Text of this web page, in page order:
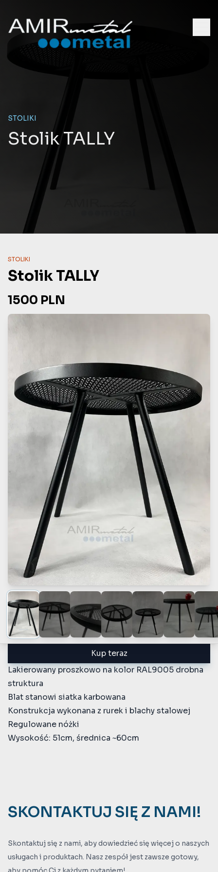
STOLIKI
Stolik TALLY
STOLIKI
Stolik TALLY
1500 PLN
Kup teraz
Lakierowany proszkowo na kolor RAL9005 drobna
struktura
Blat stanowi siatka karbowana
Konstrukcja wykonana z rurek i blachy stalowej
Regulowane nóżki
Wysokość: 51cm, średnica ~60cm
SKONTAKTUJ SIĘ Z NAMI!
Skontaktuj się z nami, aby dowiedzieć się więcej o naszych
usługach i produktach. Nasz zespół jest zawsze gotowy,